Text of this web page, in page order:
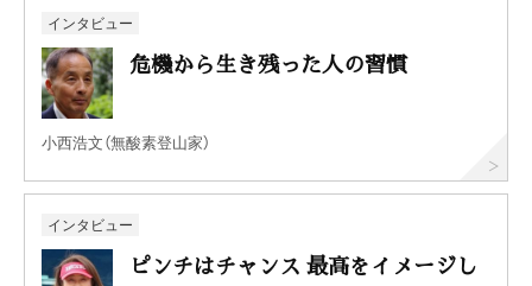
インタビュー
危機から生き残った人の習慣
小西浩文（無酸素登山家）
インタビュー
ピンチはチャンス 最高をイメージし